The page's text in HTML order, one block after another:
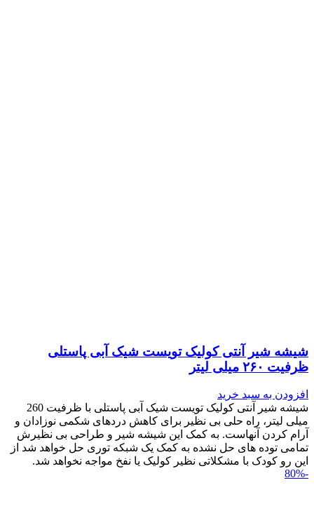
شیشه شیر آنتی کولیک تویست شیک آبی پاستلی
ظرفیت ۲۶۰ میلی لیتر
افزودن به سبد خرید
شیشه شیر آنتی کولیک تویست شیک آبی پاستلی با ظرفیت 260
میلی لیتر، راه حلی بی نظیر برای کاهش دردهای شکمی نوزادان و
آرام کردن آنهاست. به کمک این شیشه شیر و طراحی بی نظیرش
تمامی توده های حل نشده به کمک یک شبکه توری حل خواهد شد از
این رو کودک با مشکلاتی نظیر کولیک یا نفخ مواجه نخواهد شد.
-80%